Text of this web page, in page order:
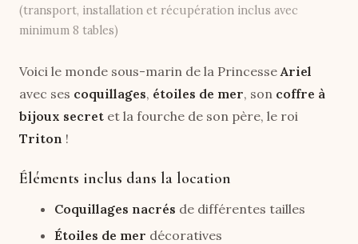
(transport, installation et récupération inclus avec
minimum 8 tables)
Voici le monde sous-marin de la Princesse Ariel
avec ses coquillages, étoiles de mer, son coffre à
bijoux secret et la fourche de son père, le roi
Triton !
Éléments inclus dans la location
Coquillages nacrés de différentes tailles
Étoiles de mer décoratives